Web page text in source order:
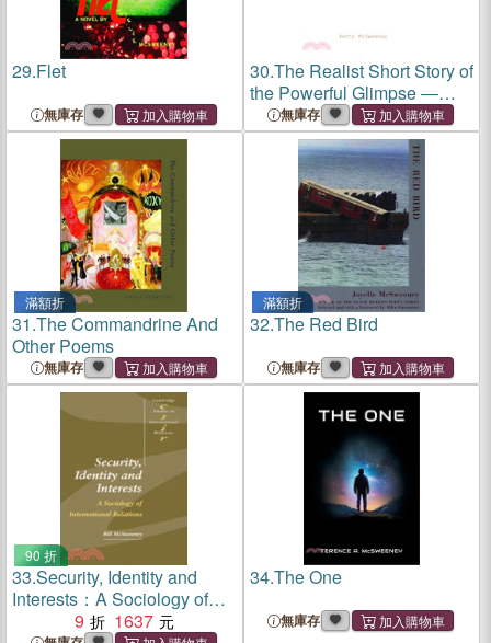
29.Flet
無庫存
30.The Realist Short Story of
the Powerful Glimpse ―
Chekhov to Carver
無庫存
滿額折
31.The Commandrine And
Other Poems
無庫存
滿額折
32.The Red Bird
無庫存
90 折
33.Security, Identity and
Interests：A Sociology of
International Relations
9 1637
34.The One
無庫存